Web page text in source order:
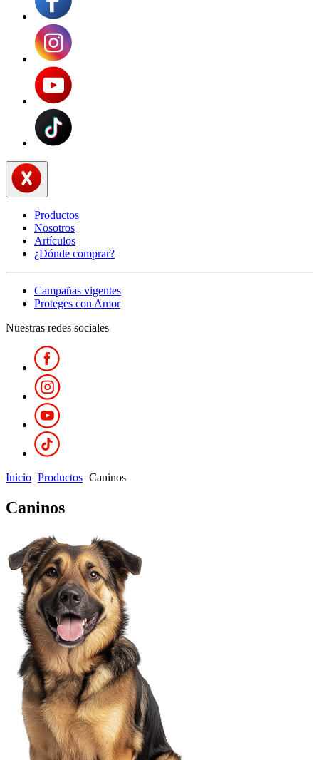
Productos
Nosotros
Artículos
¿Dónde comprar?
Campañas vigentes
Proteges con Amor
Nuestras redes sociales
Inicio Productos Caninos
Caninos